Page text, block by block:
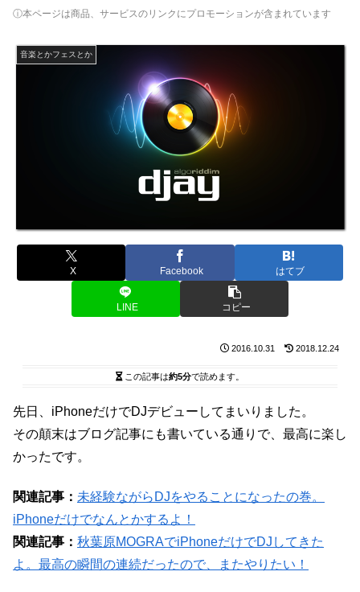
ⓘ本ページは商品、サービスのリンクにプロモーションが含まれています
音楽とかフェスとか
X Facebook はてブ
LINE コピー
2016.10.31 2018.12.24
この記事は約5分で読めます。
先日、iPhoneだけでDJデビューしてまいりました。
その顛末はブログ記事にも書いている通りで、最高に楽し
かったです。
関連記事： 未経験ながらDJをやることになったの巻。
iPhoneだけでなんとかするよ！
関連記事： 秋葉原MOGRAでiPhoneだけでDJしてきた
よ。最高の瞬間の連続だったので、またやりたい！